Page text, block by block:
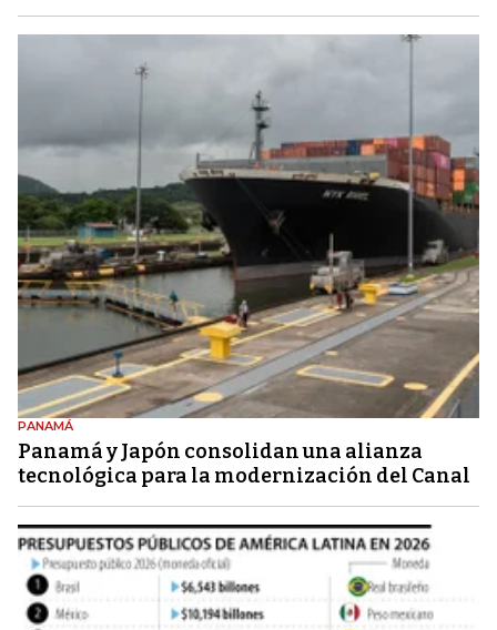
PANAMÁ
Panamá y Japón consolidan una alianza
tecnológica para la modernización del Canal